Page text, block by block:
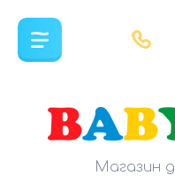
Магазин